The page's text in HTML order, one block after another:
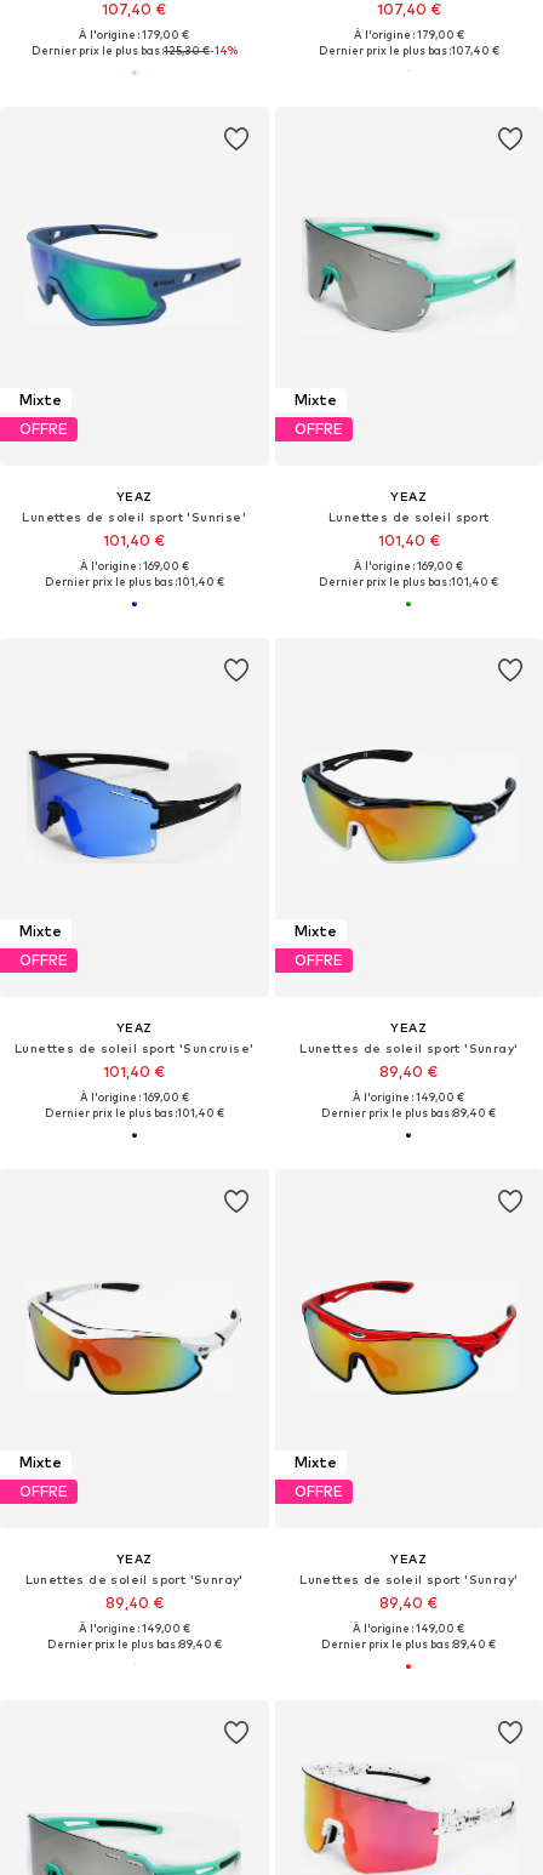
107,40 €
À l'origine : 179,00 €
Dernier prix le plus bas :125,30 €-14%
107,40 €
À l'origine : 179,00 €
Dernier prix le plus bas :107,40 €
Mixte
OFFRE
YEAZ
Lunettes de soleil sport 'Sunrise'
101,40 €
À l'origine : 169,00 €
Dernier prix le plus bas :101,40 €
Mixte
OFFRE
YEAZ
Lunettes de soleil sport
101,40 €
À l'origine : 169,00 €
Dernier prix le plus bas :101,40 €
Mixte
OFFRE
YEAZ
Lunettes de soleil sport 'Suncruise'
101,40 €
À l'origine : 169,00 €
Dernier prix le plus bas :101,40 €
Mixte
OFFRE
YEAZ
Lunettes de soleil sport 'Sunray'
89,40 €
À l'origine : 149,00 €
Dernier prix le plus bas :89,40 €
Mixte
OFFRE
YEAZ
Lunettes de soleil sport 'Sunray'
89,40 €
À l'origine : 149,00 €
Dernier prix le plus bas :89,40 €
Mixte
OFFRE
YEAZ
Lunettes de soleil sport 'Sunray'
89,40 €
À l'origine : 149,00 €
Dernier prix le plus bas :89,40 €